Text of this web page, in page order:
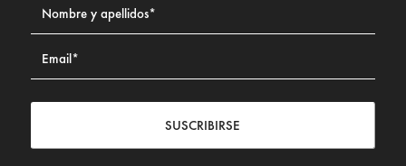
SUSCRIBIRSE